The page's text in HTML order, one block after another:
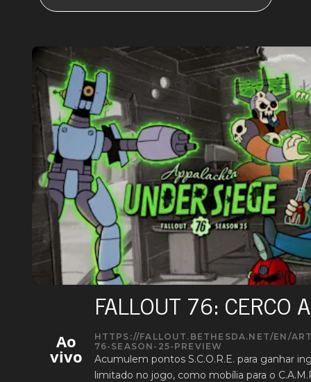
Ao
vivo
FALLOUT 76: CERCO
HTTPS://FALLOUT.BETHESDA.NET/EN/
76-SEASON-25-PREVIEW
Acumulem pontos S.C.O.R.E. para ganhar
limitado no jogo, como mobília para o